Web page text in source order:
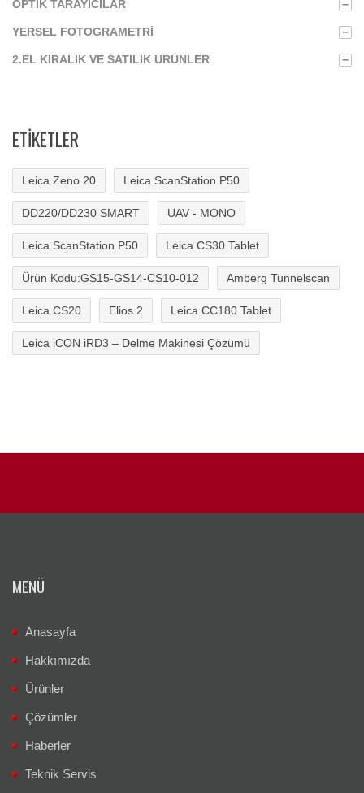
OPTIK TARAYICILAR −
YERSEL FOTOGRAMETRI −
2.EL KIRALIK VE SATILIK ÜRÜNLER −
ETIKETLER
Leica Zeno 20 Leica ScanStation P50
DD220/DD230 SMART UAV - MONO
Leica ScanStation P50 Leica CS30 Tablet
Ürün Kodu:GS15-GS14-CS10-012 Amberg Tunnelscan
Leica CS20 Elios 2 Leica CC180 Tablet
Leica iCON iRD3 – Delme Makinesi Çözümü
MENÜ
Anasayfa
Hakkımızda
Ürünler
Çözümler
Haberler
Teknik Servis